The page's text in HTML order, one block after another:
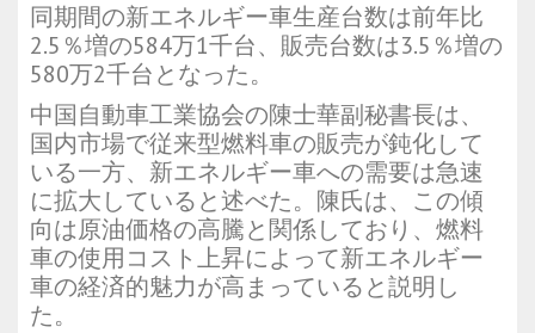
同期間の新エネルギー車生産台数は前年比
2.5％増の584万1千台、販売台数は3.5％増の
580万2千台となった。
中国自動車工業協会の陳士華副秘書長は、
国内市場で従来型燃料車の販売が鈍化して
いる一方、新エネルギー車への需要は急速
に拡大していると述べた。陳氏は、この傾
向は原油価格の高騰と関係しており、燃料
車の使用コスト上昇によって新エネルギー
車の経済的魅力が高まっていると説明し
た。